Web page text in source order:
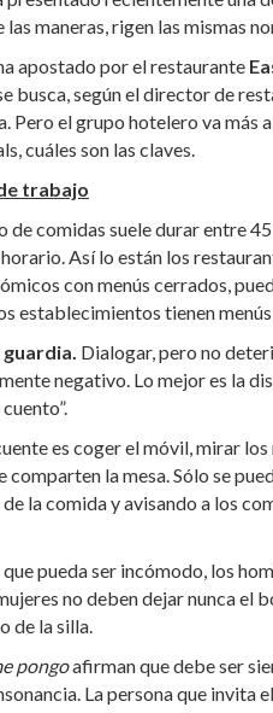
las maneras, rigen las mismas
apostado por el restaurante
busca, según el director de
Pero el grupo hotelero va más
cuáles son las claves.
trabajo
de comidas suele durar entre
Así lo están los
con menús cerrados,
establecimientos tienen
Dialogar, pero no
negativo. Lo mejor es la
es coger el móvil, mirar
la mesa. Sólo se
la comida y avisando a los
que pueda ser incómodo, los
no deben dejar nunca el
de la silla.
pongoafirman que debe ser
La persona que invita